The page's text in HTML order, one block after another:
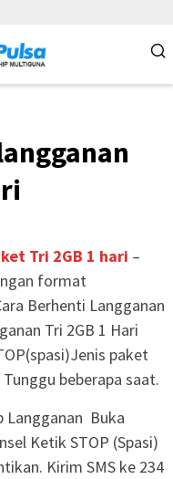
Tri 2GB 1 hari –
format
Berhenti Langganan
Tri 2GB 1 Hari
paket
beberapa saat.
Langganan Buka
Ketik STOP (Spasi)
Kirim SMS ke 234